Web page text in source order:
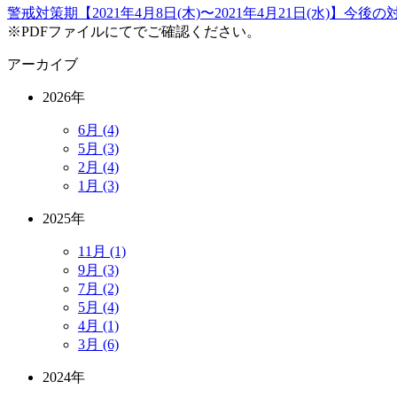
警戒対策期【2021年4月8日(木)〜2021年4月21日(水)】今後の
※PDFファイルにてでご確認ください。
アーカイブ
2026年
6月 (4)
5月 (3)
2月 (4)
1月 (3)
2025年
11月 (1)
9月 (3)
7月 (2)
5月 (4)
4月 (1)
3月 (6)
2024年